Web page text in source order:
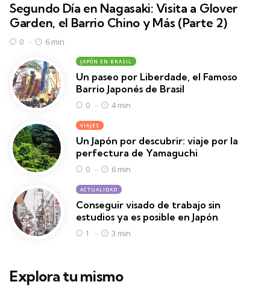
Segundo Día en Nagasaki: Visita a Glover
Garden, el Barrio Chino y Más (Parte 2)
0 6 min
JAPÓN EN BRASIL
Un paseo por Liberdade, el Famoso
Barrio Japonés de Brasil
0 4 min
VIAJES
Un Japón por descubrir: viaje por la
perfectura de Yamaguchi
0 6 min
ACTUALIDAD
Conseguir visado de trabajo sin
estudios ya es posible en Japón
1 3 min
Explora tu mismo